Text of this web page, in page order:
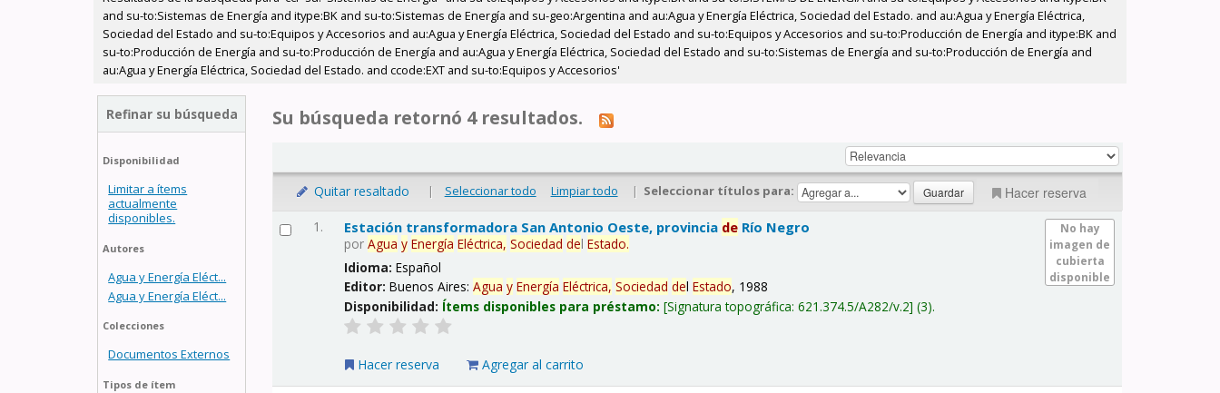
and su-to:Sistemas de Energía and itype:BK and su-to:Sistemas de Energía and su-geo:Argentina and au:Agua y Energía Eléctrica, Sociedad del Estado. and au:Agua y Energía Eléctrica,
Sociedad del Estado and su-to:Equipos y Accesorios and au:Agua y Energía Eléctrica, Sociedad del Estado and su-to:Equipos y Accesorios and su-to:Producción de Energía and itype:BK and
su-to:Producción de Energía and su-to:Producción de Energía and au:Agua y Energía Eléctrica, Sociedad del Estado and su-to:Sistemas de Energía and su-to:Producción de Energía and
au:Agua y Energía Eléctrica, Sociedad del Estado. and ccode:EXT and su-to:Equipos y Accesorios'
Refinar su búsqueda
Disponibilidad
Limitar a ítems
actualmente
disponibles.
Autores
Agua y Energía Eléct...
Agua y Energía Eléct...
Colecciones
Documentos Externos
Tipos de ítem
Su búsqueda retornó 4 resultados.
Quitar resaltado | Seleccionar todo Limpiar todo | Seleccionar títulos para: Hacer reserva
1.
No hay
imagen de
cubierta
disponible
Estación transformadora San Antonio Oeste, provincia de Río Negro
porAgua y Energía Eléctrica, Sociedad delEstado.
Idioma:Español
Editor:Buenos Aires:Agua y Energía Eléctrica, Sociedad delEstado, 1988
Disponibilidad: Ítems disponibles para préstamo: Signatura topográfica:621.374.5/A282/v.2 (3).
Hacer reserva Agregar al carrito